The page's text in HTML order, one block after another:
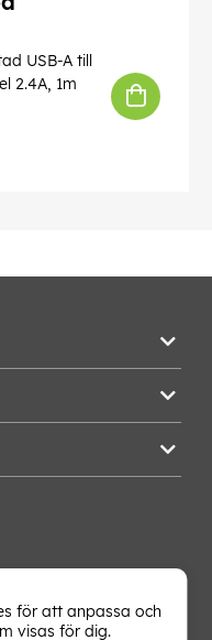
USB-A till
2.4A, 1m
och
Signa upp på
för att anpassa och
visas för dig.